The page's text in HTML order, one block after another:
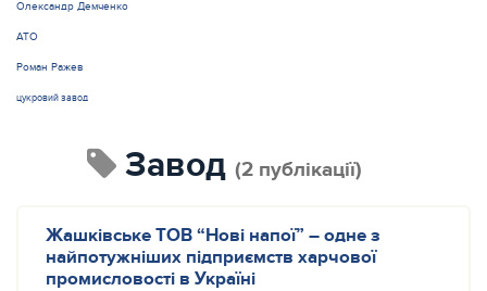
Олександр Демченко
АТО
Роман Ражев
цукровий завод
завод (2 публікації)
Жашківське ТОВ “Нові напої” – одне з
найпотужніших підприємств харчової
промисловості в Україні